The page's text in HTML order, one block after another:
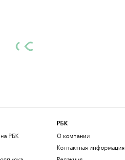
РБК
РБК
О компании
Контактная информация